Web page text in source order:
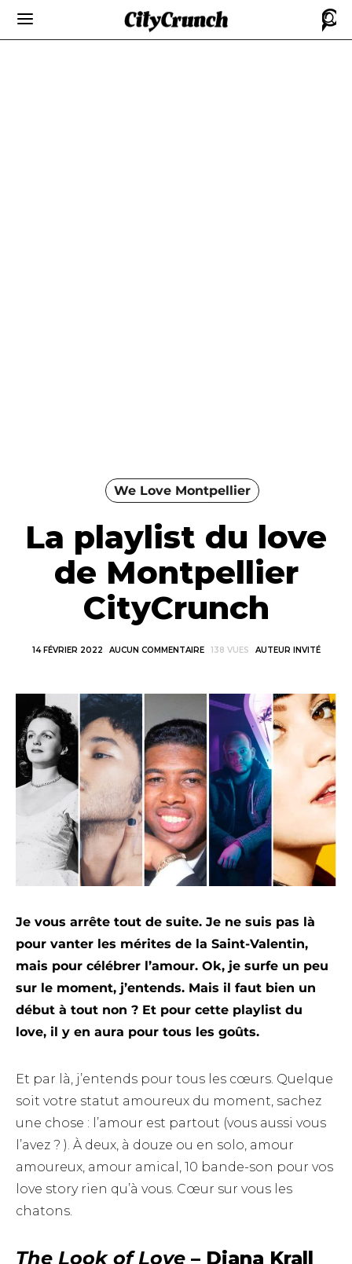
We Love Montpellier
La playlist du love
de Montpellier
CityCrunch
14 FÉVRIER 2022 AUCUN COMMENTAIRE 138 VUES AUTEUR INVITÉ
Je vous arrête tout de suite. Je ne suis pas là
pour vanter les mérites de la Saint-Valentin,
mais pour célébrer l’amour. Ok, je surfe un peu
sur le moment, j’entends. Mais il faut bien un
début à tout non ? Et pour cette playlist du
love, il y en aura pour tous les goûts.
Et par là, j’entends pour tous les cœurs. Quelque
soit votre statut amoureux du moment, sachez
une chose : l’amour est partout (vous aussi vous
l’avez ? ). À deux, à douze ou en solo, amour
amoureux, amour amical, 10 bande-son pour vos
love story rien qu’à vous. Cœur sur vous les
chatons.
The Look of Love – Diana Krall